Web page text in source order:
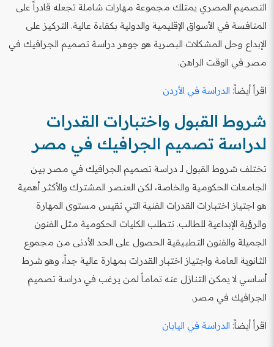
التصميم المصري يمتلك مجموعة مهارات شاملة تجعله قادراً على
المنافسة في الأسواق الإقليمية والدولية بكفاءة عالية. التركيز على
الإبداع وحل المشكلات البصرية هو جوهر دراسة تصميم الجرافيك في
مصر في الوقت الراهن.
اقرأ أيضاً: الدراسة في الأردن
شروط القبول واختبارات القدرات
لدراسة تصميم الجرافيك في مصر
تختلف شروط القبول لـ دراسة تصميم الجرافيك في مصر بين
الجامعات الحكومية والخاصة، لكن العنصر المشترك والأكثر أهمية
هو اجتياز اختبارات القدرات الفنية التي تقيس مستوى المهارة
والرؤية الإبداعية للطالب. تتطلب الكليات الحكومية مثل الفنون
الجميلة والفنون التطبيقية الحصول على الحد الأدنى من مجموع
الثانوية العامة واجتياز اختبار القدرات بمهارة عالية جداً، وهو شرط
أساسي لا يمكن التنازل عنه تماماً لمن يرغب في دراسة تصميم
الجرافيك في مصر.
اقرأ أيضاً: الدراسة في اليابان